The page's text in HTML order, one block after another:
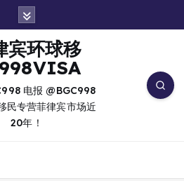
电报 @BGC998
民专营菲律宾市场近
20年！